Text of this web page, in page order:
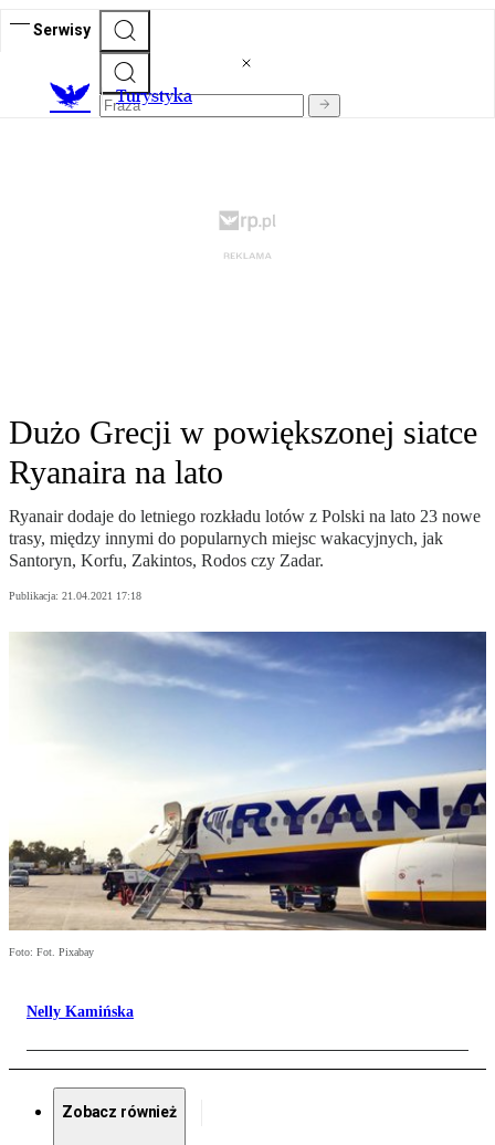
Serwisy
Turystyka
Dużo Grecji w powiększonej siatce
Ryanaira na lato
Ryanair dodaje do letniego rozkładu lotów z Polski na lato 23 nowe
trasy, między innymi do popularnych miejsc wakacyjnych, jak
Santoryn, Korfu, Zakintos, Rodos czy Zadar.
Publikacja: 21.04.2021 17:18
Foto: Fot. Pixabay
Nelly Kamińska
Zobacz również